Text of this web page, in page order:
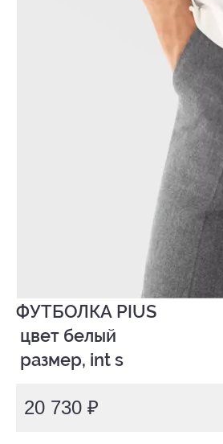
ФУТБОЛКА PIUS
размер, int s
20 730 ₽